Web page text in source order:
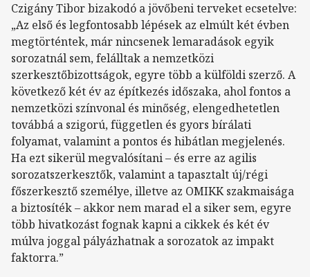
Czigány Tibor bizakodó a jövőbeni terveket ecsetelve:
„Az első és legfontosabb lépések az elmúlt két évben
megtörténtek, már nincsenek lemaradások egyik
sorozatnál sem, felálltak a nemzetközi
szerkesztőbizottságok, egyre több a külföldi szerző. A
következő két év az építkezés időszaka, ahol fontos a
nemzetközi színvonal és minőség, elengedhetetlen
továbbá a szigorú, független és gyors bírálati
folyamat, valamint a pontos és hibátlan megjelenés.
Ha ezt sikerül megvalósítani – és erre az agilis
sorozatszerkesztők, valamint a tapasztalt új/régi
főszerkesztő személye, illetve az OMIKK szakmaisága
a biztosíték – akkor nem marad el a siker sem, egyre
több hivatkozást fognak kapni a cikkek és két év
múlva joggal pályázhatnak a sorozatok az impakt
faktorra.”